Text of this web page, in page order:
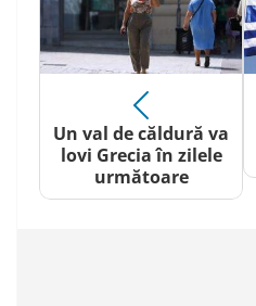
Un val de căldură va
lovi Grecia în zilele
următoare